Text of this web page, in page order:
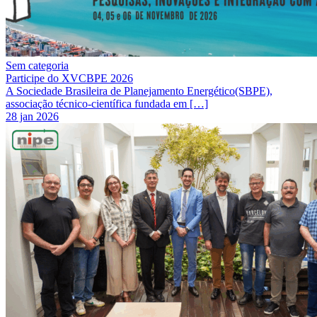
Sem categoria
Participe do XVCBPE 2026
A Sociedade Brasileira de Planejamento Energético(SBPE),
associação técnico-científica fundada em […]
28 jan 2026